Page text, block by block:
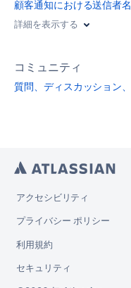
顧客通知における送信者
詳細を表示する
コミュニティ
質問、ディスカッション
アクセシビリティ
プライバシー ポリシー
利用規約
セキュリティ